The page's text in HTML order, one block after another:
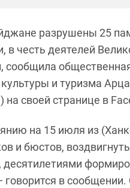
разрушены 25
в честь деятелей
сообщила
и туризма
на своей странице в
на 15 июля из
и бюстов,
десятилетиями
говорится в